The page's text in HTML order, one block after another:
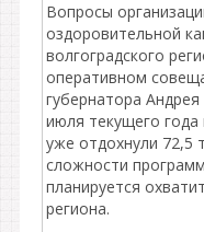
Вопросы
оздоровительной
волгоградского
оперативном
губернатора
июля текущего года
уже отдохнули 72,5
сложности
планируется
региона.